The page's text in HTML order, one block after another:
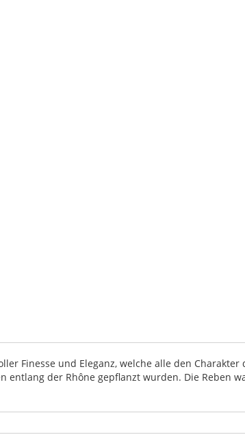
Finesse und Eleganz, welche alle den
entlang der Rhône gepflanzt wurden. Die